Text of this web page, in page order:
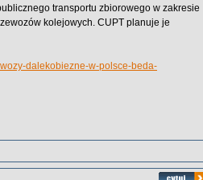
transportu zbiorowego w zakresie
kolejowych. CUPT planuje je
dalekobiezne-w-polsce-beda-